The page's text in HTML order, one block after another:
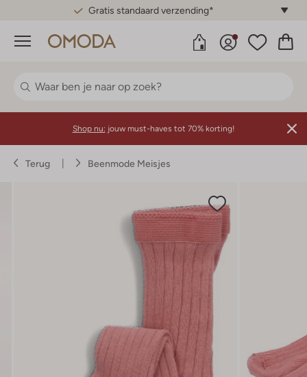
Gratis standaard verzending*
Menu
Shop nu: jouw must-haves tot 70% korting!
Terug Beenmode Meisjes